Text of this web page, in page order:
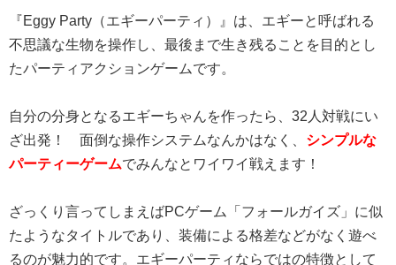
『Eggy Party（エギーパーティ）』は、エギーと呼ばれる
不思議な生物を操作し、最後まで生き残ることを目的とし
たパーティアクションゲームです。
自分の分身となるエギーちゃんを作ったら、32人対戦にい
ざ出発！ 面倒な操作システムなんかはなく、 シンプルな
パーティーゲームでみんなとワイワイ戦えます！
ざっくり言ってしまえばPCゲーム「フォールガイズ」に似
たようなタイトルであり、装備による格差などがなく遊べ
るのが魅力的です。エギーパーティならではの特徴として